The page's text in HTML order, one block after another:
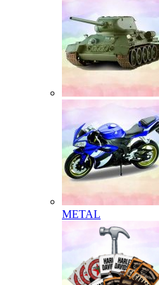
METAL